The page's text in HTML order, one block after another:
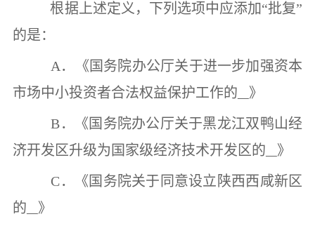
根据上述定义，下列选项中应添加“批复”
的是：
A．《国务院办公厅关于进一步加强资本
市场中小投资者合法权益保护工作的
》
B．《国务院办公厅关于黑龙江双鸭山经
济开发区升级为国家级经济技术开发区的
》
C．《国务院关于同意设立陕西西咸新区
的
》